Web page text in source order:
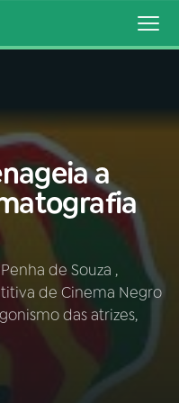
a
de Souza ,
de Cinema Negro
das atrizes,